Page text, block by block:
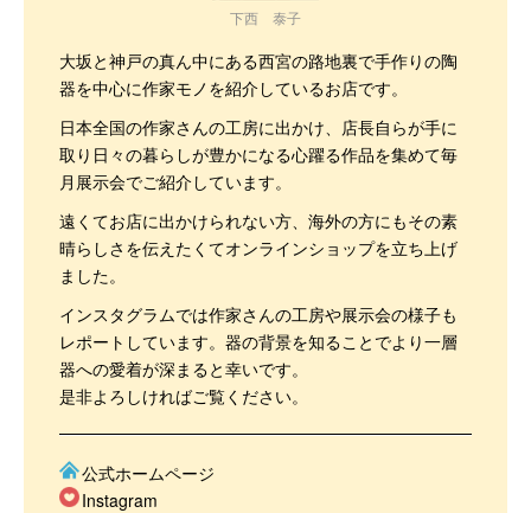
下西 泰子
大坂と神戸の真ん中にある西宮の路地裏で手作りの陶
器を中心に作家モノを紹介しているお店です。
日本全国の作家さんの工房に出かけ、店長自らが手に
取り日々の暮らしが豊かになる心躍る作品を集めて毎
月展示会でご紹介しています。
遠くてお店に出かけられない方、海外の方にもその素
晴らしさを伝えたくてオンラインショップを立ち上げ
ました。
インスタグラムでは作家さんの工房や展示会の様子も
レポートしています。器の背景を知ることでより一層
器への愛着が深まると幸いです。
是非よろしければご覧ください。
公式ホームページ
Instagram